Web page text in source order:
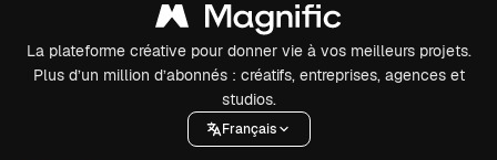
La plateforme créative pour donner vie à vos meilleurs projets.
Plus d’un million d’abonnés : créatifs, entreprises, agences et
studios.
Français